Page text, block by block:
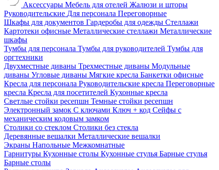
Аксессуары Мебель для отелей Жалюзи и шторы
Руководительские Для персонала Переговорные
Шкафы для документов Гардеробы для одежды Стеллажи
Картотеки офисные Металлические стеллажи Металлические
шкафы
Тумбы для персонала Тумбы для руководителей Тумбы для
оргтехники
Двухместные диваны Трехместные диваны Модульные
диваны Угловые диваны Мягкие кресла Банкетки офисные
Кресла для персонала Руководительские кресла Переговорные
кресла Кресла для посетителей Кухонные кресла
Светлые стойки ресепшн Темные стойки ресепшн
Электронный замок С ключами Ключ + код Сейфы с
механическим кодовым замком
Столики со стеклом Столики без стекла
Деревянные вешалки Металлические вешалки
Экраны Напольные Межкомнатные
Гарнитуры Кухонные столы Кухонные стулья Барные стулья
Барные столы